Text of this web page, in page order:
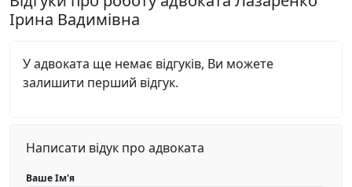
Ірина Вадимівна
У адвоката ще немає відгуків, Ви можете
залишити перший відгук.
Написати відук про адвоката
Ваше Ім'я